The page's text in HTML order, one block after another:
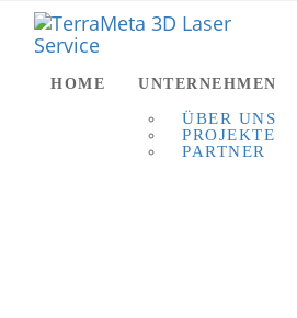
HOME
UNTERNEHMEN
ÜBER UNS
PROJEKTE
PARTNER